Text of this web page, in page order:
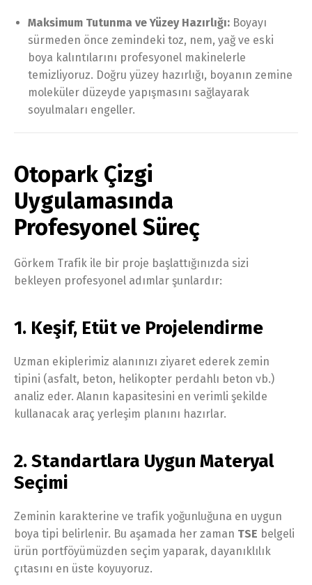
Maksimum Tutunma ve Yüzey Hazırlığı: Boyayı
sürmeden önce zemindeki toz, nem, yağ ve eski
boya kalıntılarını profesyonel makinelerle
temizliyoruz. Doğru yüzey hazırlığı, boyanın zemine
moleküler düzeyde yapışmasını sağlayarak
soyulmaları engeller.
Otopark Çizgi
Uygulamasında
Profesyonel Süreç
Görkem Trafik ile bir proje başlattığınızda sizi
bekleyen profesyonel adımlar şunlardır:
1. Keşif, Etüt ve Projelendirme
Uzman ekiplerimiz alanınızı ziyaret ederek zemin
tipini (asfalt, beton, helikopter perdahlı beton vb.)
analiz eder. Alanın kapasitesini en verimli şekilde
kullanacak araç yerleşim planını hazırlar.
2. Standartlara Uygun Materyal
Seçimi
Zeminin karakterine ve trafik yoğunluğuna en uygun
boya tipi belirlenir. Bu aşamada her zaman TSE belgeli
ürün portföyümüzden seçim yaparak, dayanıklılık
çıtasını en üste koyuyoruz.